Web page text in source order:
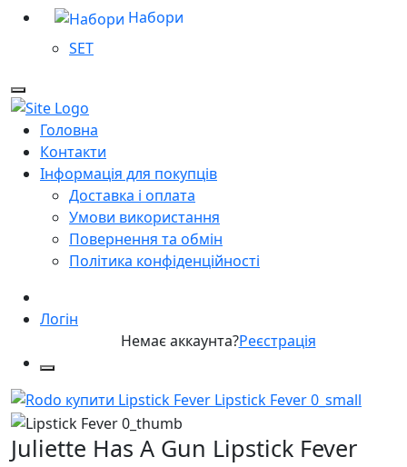
Набори
SET
Головна
Контакти
Інформація для покупців
Доставка і оплата
Умови використання
Повернення та обмін
Політика конфіденційності
Логін
Немає аккаунта?Реєстрація
Juliette Has A Gun Lipstick Fever